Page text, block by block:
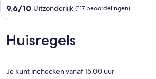
stad
en
in
elkaar
van
9.6
van
Uitzonderlijk,
(117
9,6/10 Uitzonderlijk (117 beoordelingen)
Huisregels
Je kunt inchecken vanaf 15.00 uur